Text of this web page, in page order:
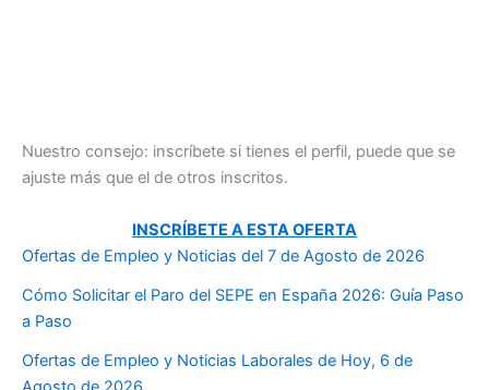
Nuestro consejo: inscríbete si tienes el perfil, puede que se
ajuste más que el de otros inscritos.
INSCRÍBETE A ESTA OFERTA
Ofertas de Empleo y Noticias del 7 de Agosto de 2026
Cómo Solicitar el Paro del SEPE en España 2026: Guía Paso
a Paso
Ofertas de Empleo y Noticias Laborales de Hoy, 6 de